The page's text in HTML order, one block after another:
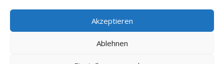
Akzeptieren
Ablehnen
No tags for this post.